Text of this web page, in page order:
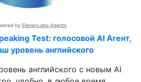
Test: голосовой AI Агент,
уровень английского
английского с новым AI